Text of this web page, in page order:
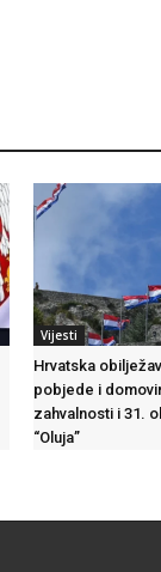
Vijesti
Hrvatska
pobjede i
zahvalnosti i 31.
“Oluja”